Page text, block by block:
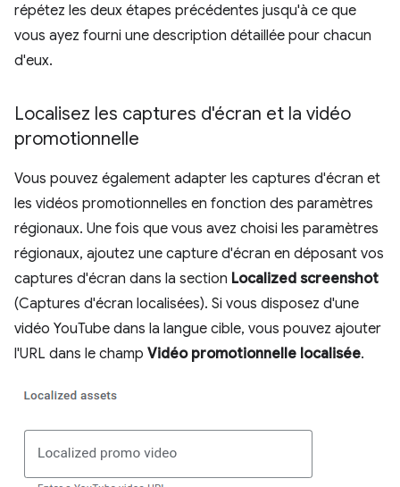
répétez les deux étapes précédentes jusqu'à ce que
vous ayez fourni une description détaillée pour chacun
d'eux.
Localisez les captures d'écran et la vidéo
promotionnelle
Vous pouvez également adapter les captures d'écran et
les vidéos promotionnelles en fonction des paramètres
régionaux. Une fois que vous avez choisi les paramètres
régionaux, ajoutez une capture d'écran en déposant vos
captures d'écran dans la section Localized screenshot
(Captures d'écran localisées). Si vous disposez d'une
vidéo YouTube dans la langue cible, vous pouvez ajouter
l'URL dans le champ Vidéo promotionnelle localisée.